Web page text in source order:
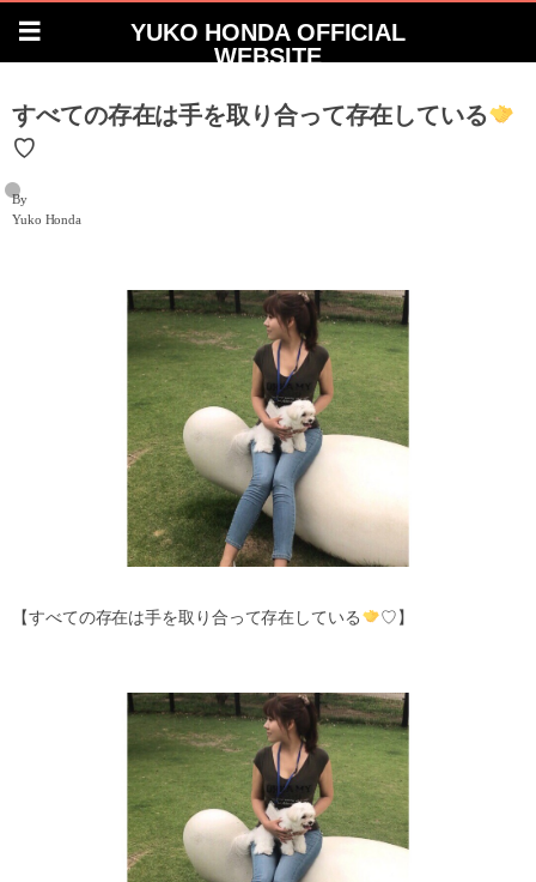
YUKO HONDA OFFICIAL
WEBSITE
すべての存在は手を取り合って存在している
♡
By
Yuko Honda
【すべての存在は手を取り合って存在している ♡】